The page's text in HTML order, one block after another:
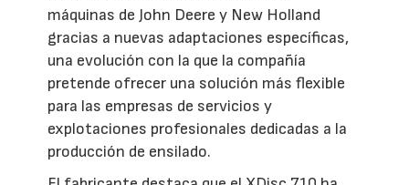
máquinas de John Deere y New Holland
gracias a nuevas adaptaciones específicas,
una evolución con la que la compañía
pretende ofrecer una solución más flexible
para las empresas de servicios y
explotaciones profesionales dedicadas a la
producción de ensilado.